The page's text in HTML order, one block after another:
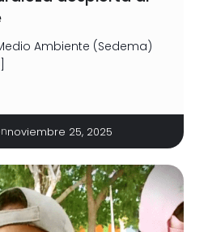
Ambiente (Sedema)
noviembre 25, 2025